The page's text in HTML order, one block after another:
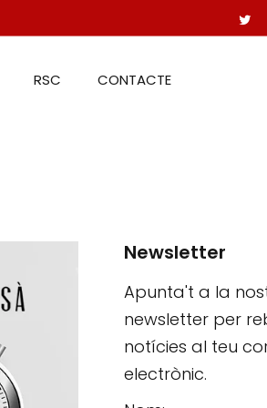
RSC CONTACTE
Newsletter
Apunta't a la
newsletter per
notícies al teu
electrònic.